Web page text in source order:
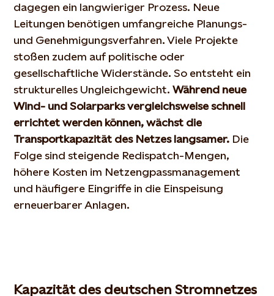
dagegen ein langwieriger Prozess. Neue
Leitungen benötigen umfangreiche Planungs-
und Genehmigungsverfahren. Viele Projekte
stoßen zudem auf politische oder
gesellschaftliche Widerstände. So entsteht ein
strukturelles Ungleichgewicht.Während neue
Wind- und Solarparks vergleichsweise schnell
errichtet werden können, wächst die
Transportkapazität des Netzes langsamer. Die
Folge sind steigende Redispatch-Mengen,
höhere Kosten im Netzengpassmanagement
und häufigere Eingriffe in die Einspeisung
erneuerbarer Anlagen.
Kapazität des deutschen Stromnetzes